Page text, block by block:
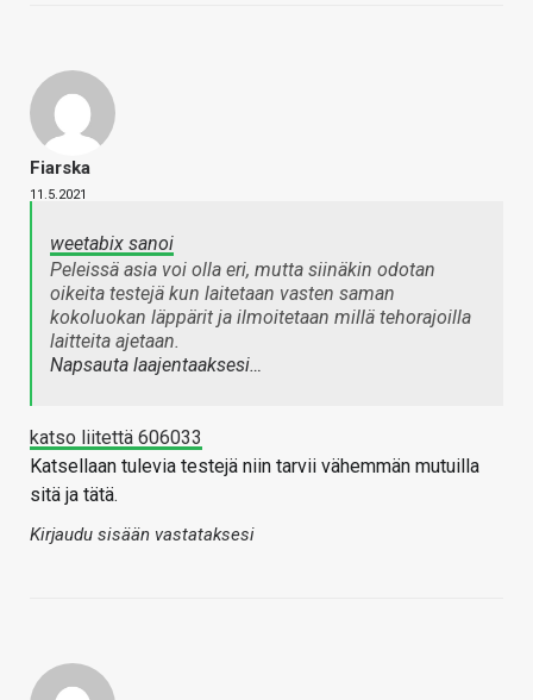
Fiarska
11.5.2021
weetabix sanoi
Peleissä asia voi olla eri, mutta siinäkin odotan
oikeita testejä kun laitetaan vasten saman
kokoluokan läppärit ja ilmoitetaan millä tehorajoilla
laitteita ajetaan.
Napsauta laajentaaksesi…
katso liitettä 606033
Katsellaan tulevia testejä niin tarvii vähemmän mutuilla
sitä ja tätä.
Kirjaudu sisään vastataksesi